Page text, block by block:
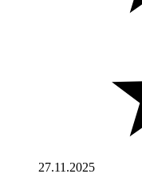
27.11.2025